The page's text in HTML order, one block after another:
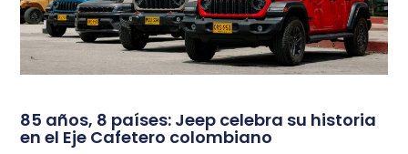
85 años, 8 países: Jeep celebra su historia
en el Eje Cafetero colombiano